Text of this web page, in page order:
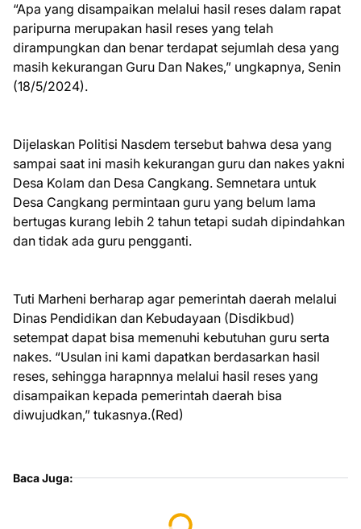
“Apa yang disampaikan melalui hasil reses dalam rapat
paripurna merupakan hasil reses yang telah
dirampungkan dan benar terdapat sejumlah desa yang
masih kekurangan Guru Dan Nakes,” ungkapnya, Senin
(18/5/2024).
Dijelaskan Politisi Nasdem tersebut bahwa desa yang
sampai saat ini masih kekurangan guru dan nakes yakni
Desa Kolam dan Desa Cangkang. Semnetara untuk
Desa Cangkang permintaan guru yang belum lama
bertugas kurang lebih 2 tahun tetapi sudah dipindahkan
dan tidak ada guru pengganti.
Tuti Marheni berharap agar pemerintah daerah melalui
Dinas Pendidikan dan Kebudayaan (Disdikbud)
setempat dapat bisa memenuhi kebutuhan guru serta
nakes. “Usulan ini kami dapatkan berdasarkan hasil
reses, sehingga harapnnya melalui hasil reses yang
disampaikan kepada pemerintah daerah bisa
diwujudkan,” tukasnya.(Red)
Baca Juga: